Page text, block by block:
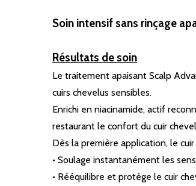
Soin intensif sans rinçage
Résultats de soin
Le traitement apaisant Scalp
cuirs chevelus sensibles.
Enrichi en niacinamide, actif
restaurant le confort du cuir
Dès la première application, le
• Soulage instantanément les
• Rééquilibre et protège le cuir